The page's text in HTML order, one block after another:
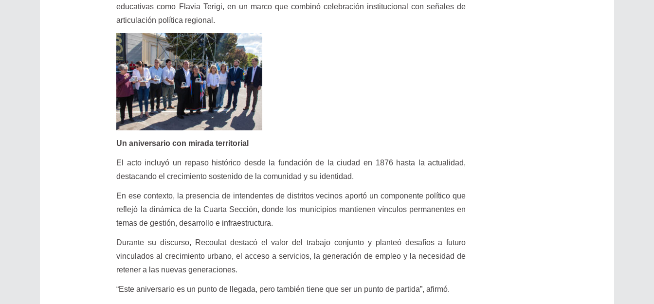
educativas como Flavia Terigi, en un marco que combinó celebración institucional con señales de
articulación política regional.
Un aniversario con mirada territorial
El acto incluyó un repaso histórico desde la fundación de la ciudad en 1876 hasta la actualidad,
destacando el crecimiento sostenido de la comunidad y su identidad.
En ese contexto, la presencia de intendentes de distritos vecinos aportó un componente político que
reflejó la dinámica de la Cuarta Sección, donde los municipios mantienen vínculos permanentes en
temas de gestión, desarrollo e infraestructura.
Durante su discurso, Recoulat destacó el valor del trabajo conjunto y planteó desafíos a futuro
vinculados al crecimiento urbano, el acceso a servicios, la generación de empleo y la necesidad de
retener a las nuevas generaciones.
“Este aniversario es un punto de llegada, pero también tiene que ser un punto de partida”, afirmó.